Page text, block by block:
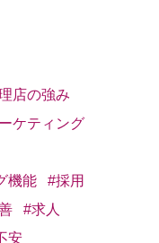
店の強み
ケティング
機能
#採用
#求人
安